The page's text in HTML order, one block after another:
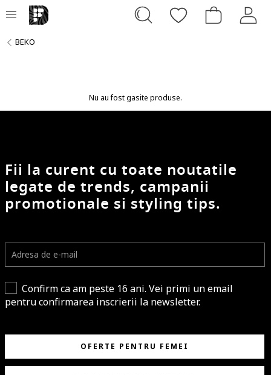
BEKO
Nu au fost gasite produse.
Fii la curent cu toate noutatile
legate de trends, campanii
promotionale si styling tips.
Confirm ca am peste 16 ani. Vei primi un email
pentru confirmarea inscrierii la newsletter.
OFERTE PENTRU FEMEI